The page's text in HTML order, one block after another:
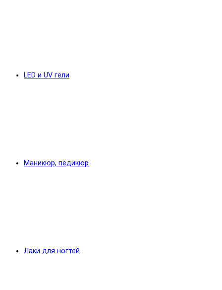
LED и UV гели
Маникюр, педикюр
Лаки для ногтей